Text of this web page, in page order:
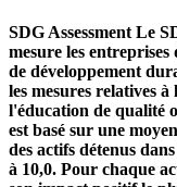
SDG Assessment Le
mesure les
de développement
les mesures relatives
l'éducation de qualité
est basé sur une
des actifs détenus
à 10,0. Pour chaque